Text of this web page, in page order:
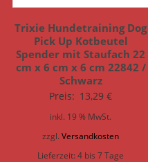
Trixie Hundetraining Dog
Pick Up Kotbeutel
Spender mit Staufach 22
cm x 6 cm x 6 cm 22842 /
Schwarz
Preis: 13,29€
inkl. 19 % MwSt.
zzgl.Versandkosten
Lieferzeit:4 bis 7 Tage